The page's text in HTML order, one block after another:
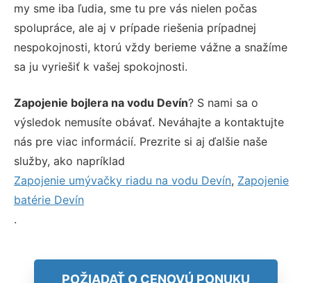
my sme iba ľudia, sme tu pre vás nielen počas
spolupráce, ale aj v prípade riešenia prípadnej
nespokojnosti, ktorú vždy berieme vážne a snažíme
sa ju vyriešiť k vašej spokojnosti.
Zapojenie bojlera na vodu Devín? S nami sa o
výsledok nemusíte obávať. Neváhajte a kontaktujte
nás pre viac informácií. Prezrite si aj ďalšie naše
služby, ako napríklad
Zapojenie umývačky riadu na vodu Devín, Zapojenie
batérie Devín
.
POŽIADAŤ O CENOVÚ PONUKU